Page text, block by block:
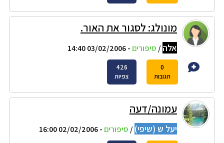
מונולג: לסגור את האור.
אלה/ סיפורים - 03/02/2006 14:40
0
תגובות
426
צפיות
עמונה/דעה
יעל ש (שיפי)/ סיפורים - 02/02/2006 16:00